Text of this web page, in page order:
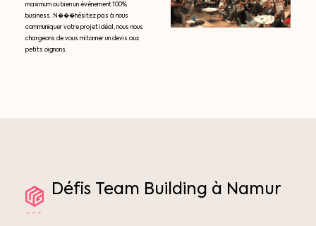
maximum ou bien un événement 100%
business. N���hésitez pas à nous
communiquer votre projet idéal, nous nous
chargeons de vous mitonner un devis aux
petits oignons.
Défis Team Building à Namur